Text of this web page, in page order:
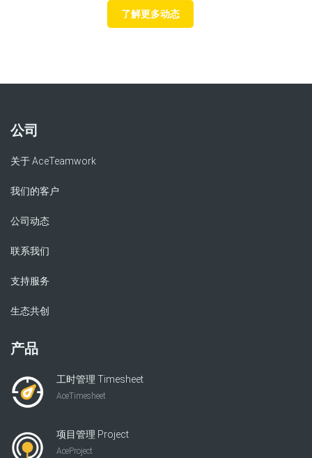
了解更多动态
公司
关于 AceTeamwork
我们的客户
公司动态
联系我们
支持服务
生态共创
产品
工时管理 Timesheet
AceTimesheet
项目管理 Project
AceProject